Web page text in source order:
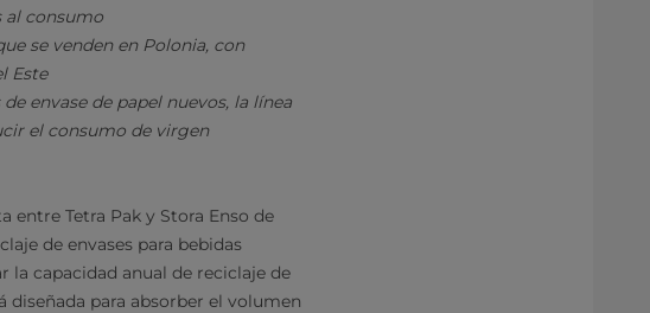
al consumo
se venden en Polonia, con
Este
envase de papel nuevos, la línea
el consumo de virgen
entre Tetra Pak y Stora Enso de
de envases para bebidas
la capacidad anual de reciclaje de
diseñada para absorber el volumen